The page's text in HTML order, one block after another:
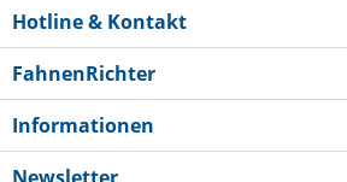
Hotline & Kontakt
FahnenRichter
Informationen